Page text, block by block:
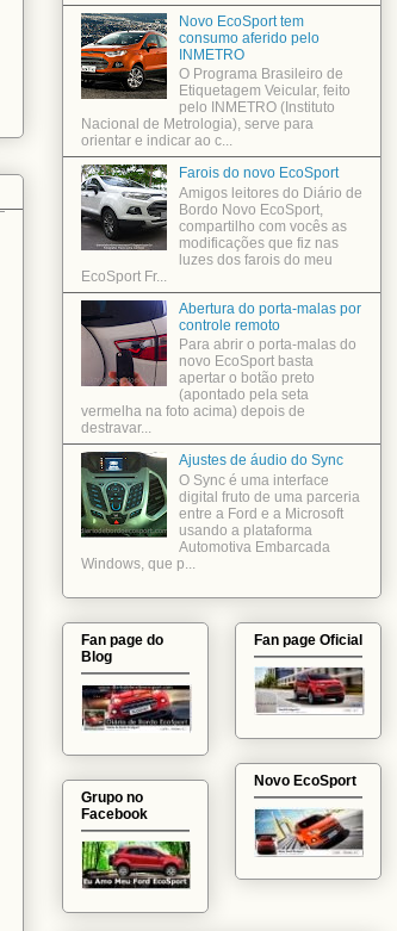
Novo EcoSport tem
consumo aferido pelo
INMETRO
O Programa Brasileiro de
Etiquetagem Veicular, feito
pelo INMETRO (Instituto
Nacional de Metrologia), serve para
orientar e indicar ao c...
Farois do novo EcoSport
Amigos leitores do Diário de
Bordo Novo EcoSport,
compartilho com vocês as
modificações que fiz nas
luzes dos farois do meu
EcoSport Fr...
Abertura do porta-malas por
controle remoto
Para abrir o porta-malas do
novo EcoSport basta
apertar o botão preto
(apontado pela seta
vermelha na foto acima) depois de
destravar...
Ajustes de áudio do Sync
O Sync é uma interface
digital fruto de uma parceria
entre a Ford e a Microsoft
usando a plataforma
Automotiva Embarcada
Windows, que p...
Fan page do
Blog
Grupo no
Facebook
Fan page Oficial
Novo EcoSport